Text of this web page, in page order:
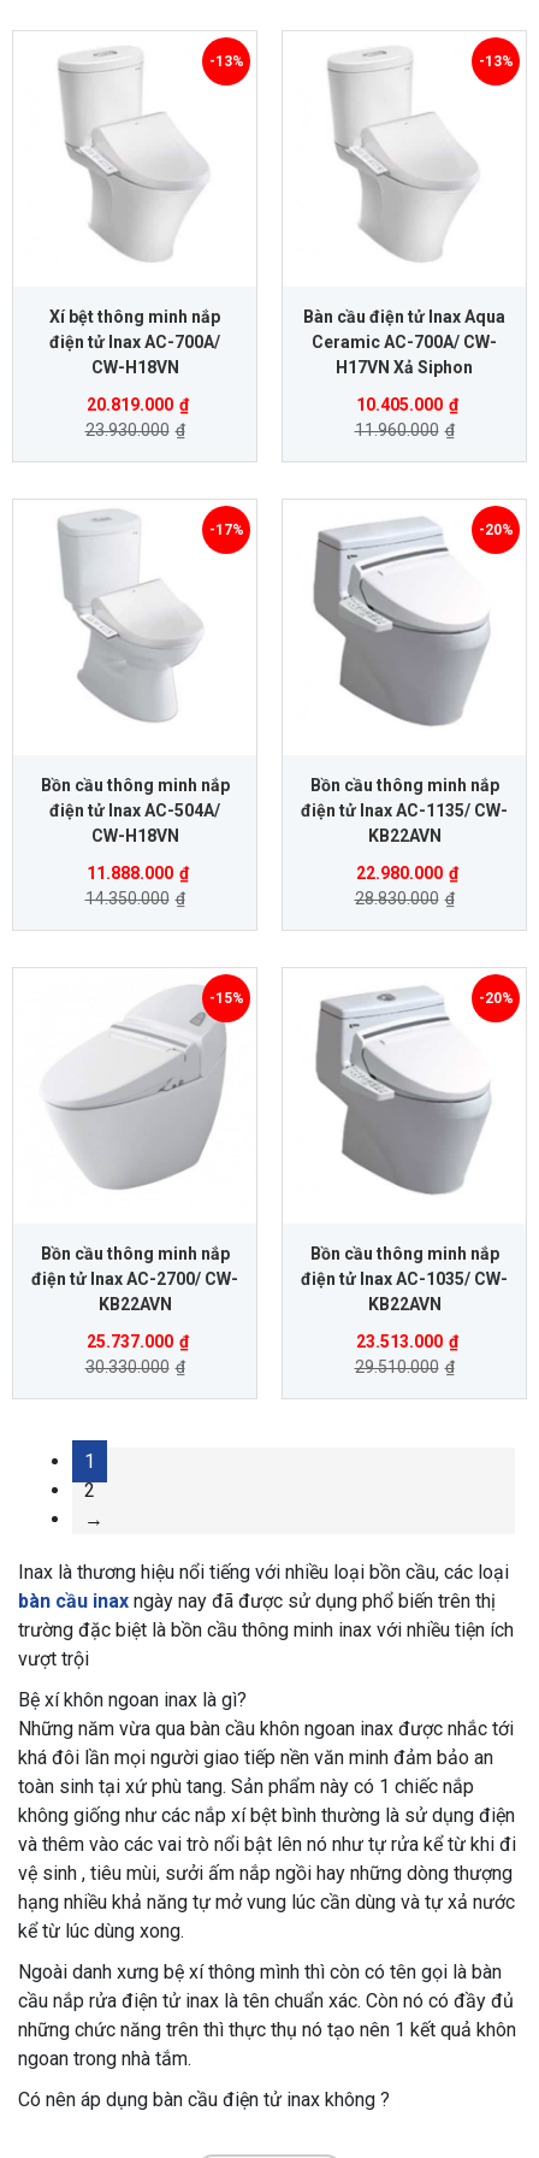
Xí bệt thông minh nắp
điện tử Inax AC-700A/
CW-H18VN
20.819.000 ₫
23.930.000 ₫
-13%
Bàn cầu điện tử Inax Aqua
Ceramic AC-700A/ CW-
H17VN Xả Siphon
10.405.000 ₫
11.960.000 ₫
-13%
Bồn cầu thông minh nắp
điện tử Inax AC-504A/
CW-H18VN
11.888.000 ₫
14.350.000 ₫
-17%
Bồn cầu thông minh nắp
điện tử Inax AC-1135/ CW-
KB22AVN
22.980.000 ₫
28.830.000 ₫
-20%
Bồn cầu thông minh nắp
điện tử Inax AC-2700/ CW-
KB22AVN
25.737.000 ₫
30.330.000 ₫
-15%
Bồn cầu thông minh nắp
điện tử Inax AC-1035/ CW-
KB22AVN
23.513.000 ₫
29.510.000 ₫
-20%
1
2
→
Inax là thương hiệu nổi tiếng với nhiều loại bồn cầu, các loại
bàn cầu inax ngày nay đã được sử dụng phổ biến trên thị
trường đặc biệt là bồn cầu thông minh inax với nhiều tiện ích
vượt trội
Bệ xí khôn ngoan inax là gì?
Những năm vừa qua bàn cầu khôn ngoan inax được nhắc tới
khá đôi lần mọi người giao tiếp nền văn minh đảm bảo an
toàn sinh tại xứ phù tang. Sản phẩm này có 1 chiếc nắp
không giống như các nắp xí bệt bình thường là sử dụng điện
và thêm vào các vai trò nổi bật lên nó như tự rửa kể từ khi đi
vệ sinh , tiêu mùi, sưởi ấm nắp ngồi hay những dòng thượng
hạng nhiều khả năng tự mở vung lúc cần dùng và tự xả nước
kể từ lúc dùng xong.
Ngoài danh xưng bệ xí thông mình thì còn có tên gọi là bàn
cầu nắp rửa điện tử inax là tên chuẩn xác. Còn nó có đầy đủ
những chức năng trên thì thực thụ nó tạo nên 1 kết quả khôn
ngoan trong nhà tắm.
Có nên áp dụng bàn cầu điện tử inax không ?